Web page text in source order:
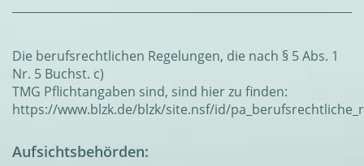
Die berufsrechtlichen Regelungen, die nach § 5 Abs. 1
Nr. 5 Buchst. c)
TMG Pflichtangaben sind, sind hier zu finden:
https://www.blzk.de/blzk/site.nsf/id/
Aufsichtsbehörden: